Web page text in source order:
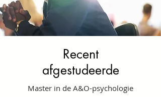
Recent
afgestudeerde
Master in de A&O-psychologie